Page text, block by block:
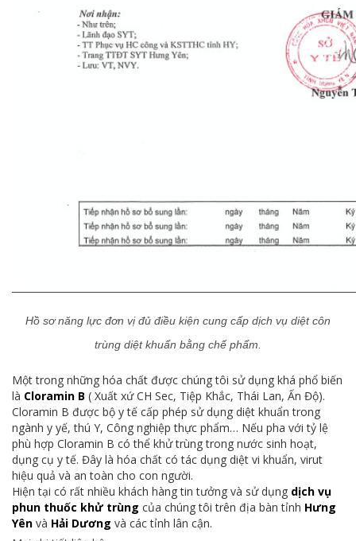
Hồ sơ năng lực đơn vị đủ điều kiện cung cấp dịch vụ diệt côn
trùng diệt khuẩn bằng chế phẩm.
Một trong những hóa chất được chúng tôi sử dụng khá phổ biến
là Cloramin B ( Xuất xứ CH Sec, Tiệp Khắc, Thái Lan, Ấn Độ).
Cloramin B được bộ y tế cấp phép sử dụng diệt khuẩn trong
ngành y yế, thú Y, Công nghiệp thực phẩm… Nếu pha với tỷ lệ
phù hợp Cloramin B có thể khử trùng trong nước sinh hoạt,
dụng cụ y tế. Đây là hóa chất có tác dụng diệt vi khuẩn, virut
hiệu quả và an toàn cho con người.
Hiện tại có rất nhiều khách hàng tin tưởng và sử dụng dịch vụ
phun thuốc khử trùng của chúng tôi trên địa bàn tỉnh Hưng
Yên và Hải Dương và các tỉnh lân cận.